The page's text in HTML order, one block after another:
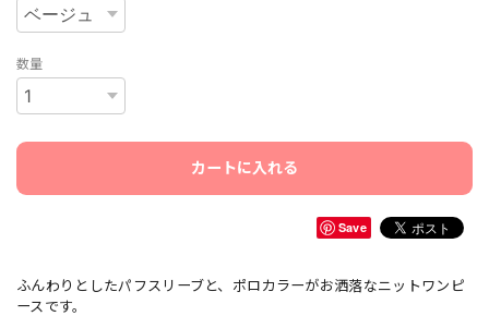
数量
カートに入れる
Save
ふんわりとしたパフスリーブと、ポロカラーがお洒落なニットワンピ
ースです。